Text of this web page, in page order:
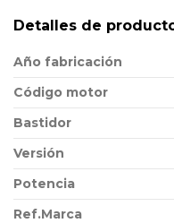
Detalles de
Año fabricación
Código motor
Bastidor
Versión
Potencia
Ref.Marca